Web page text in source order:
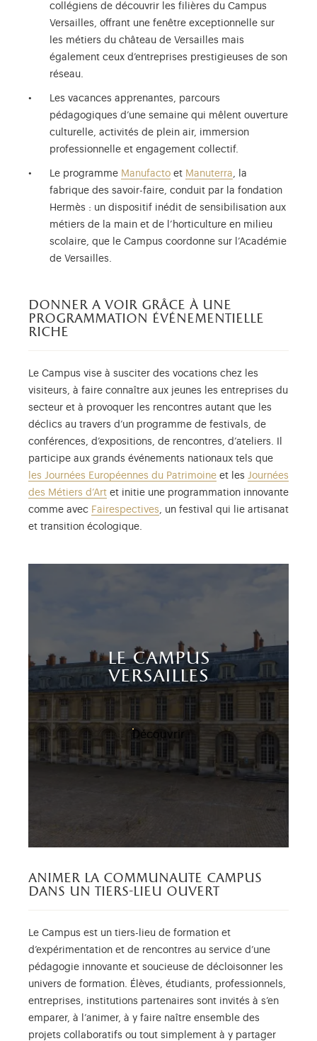
collégiens de découvrir les filières du Campus
Versailles, offrant une fenêtre exceptionnelle sur
les métiers du château de Versailles mais
également ceux d’entreprises prestigieuses de son
réseau.
Les vacances apprenantes, parcours
pédagogiques d’une semaine qui mêlent ouverture
culturelle, activités de plein air, immersion
professionnelle et engagement collectif.
Le programme Manufacto et Manuterra, la
fabrique des savoir-faire, conduit par la fondation
Hermès : un dispositif inédit de sensibilisation aux
métiers de la main et de l’horticulture en milieu
scolaire, que le Campus coordonne sur l’Académie
de Versailles.
donner a voir grâce à une
programmation événementielle
riche
Le Campus vise à susciter des vocations chez les
visiteurs, à faire connaître aux jeunes les entreprises du
secteur et à provoquer les rencontres autant que les
déclics au travers d’un programme de festivals, de
conférences, d’expositions, de rencontres, d’ateliers. Il
participe aux grands événements nationaux tels que
les Journées Européennes du Patrimoine et les Journées
des Métiers d’Art et initie une programmation innovante
comme avec Fairespectives, un festival qui lie artisanat
et transition écologique.
le campus
versailles
Découvrir
animer la communaute campus
dans un tiers-lieu ouvert
Le Campus est un tiers-lieu de formation et
d’expérimentation et de rencontres au service d’une
pédagogie innovante et soucieuse de décloisonner les
univers de formation. Élèves, étudiants, professionnels,
entreprises, institutions partenaires sont invités à s’en
emparer, à l’animer, à y faire naître ensemble des
projets collaboratifs ou tout simplement à y partager